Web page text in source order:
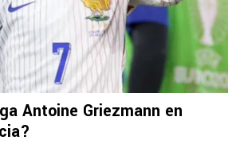
Antoine Griezmann en